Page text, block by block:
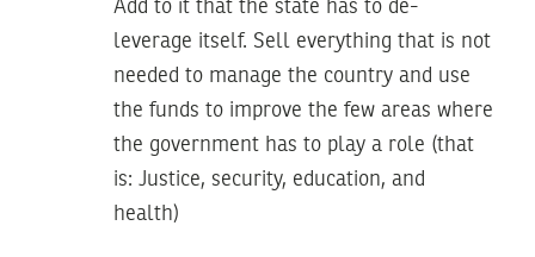
Add to it that the state has to de-
leverage itself. Sell everything that is not
needed to manage the country and use
the funds to improve the few areas where
the government has to play a role (that
is: Justice, security, education, and
health)